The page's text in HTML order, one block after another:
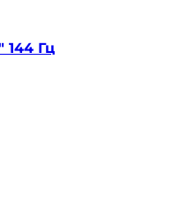
144 Гц